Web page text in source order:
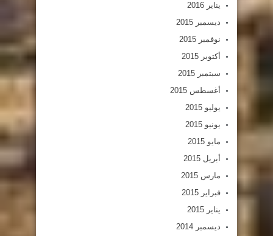
يناير 2016
ديسمبر 2015
نوفمبر 2015
أكتوبر 2015
سبتمبر 2015
أغسطس 2015
يوليو 2015
يونيو 2015
مايو 2015
أبريل 2015
مارس 2015
فبراير 2015
يناير 2015
ديسمبر 2014